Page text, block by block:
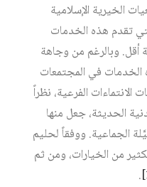
الخيرية الإسلامية
تقدم هذه الخدمات
أقل. وبالرغم من وجاهة
الخدمات في المجتمعات
الانتماءات الفرعية، نظراً
الحديثة، جعل منها
الجماعية. ووفقاً لحليم
من الخيارات، ومن ثم
.